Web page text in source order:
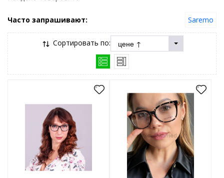
Часто запрашивают: Saremo
Сортировать по: